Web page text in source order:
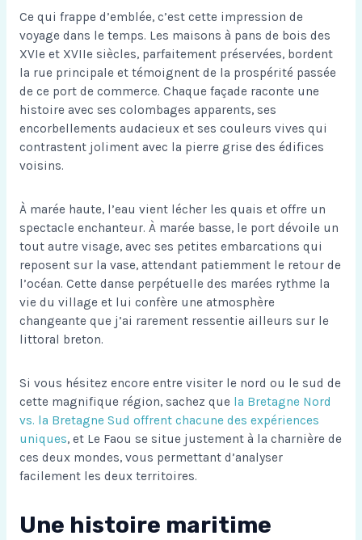
Ce qui frappe d’emblée, c’est cette impression de
voyage dans le temps. Les maisons à pans de bois des
XVIe et XVIIe siècles, parfaitement préservées, bordent
la rue principale et témoignent de la prospérité passée
de ce port de commerce. Chaque façade raconte une
histoire avec ses colombages apparents, ses
encorbellements audacieux et ses couleurs vives qui
contrastent joliment avec la pierre grise des édifices
voisins.
À marée haute, l’eau vient lécher les quais et offre un
spectacle enchanteur. À marée basse, le port dévoile un
tout autre visage, avec ses petites embarcations qui
reposent sur la vase, attendant patiemment le retour de
l’océan. Cette danse perpétuelle des marées rythme la
vie du village et lui confère une atmosphère
changeante que j’ai rarement ressentie ailleurs sur le
littoral breton.
Si vous hésitez encore entre visiter le nord ou le sud de
cette magnifique région, sachez que la Bretagne Nord
vs. la Bretagne Sud offrent chacune des expériences
uniques, et Le Faou se situe justement à la charnière de
ces deux mondes, vous permettant d’analyser
facilement les deux territoires.
Une histoire maritime